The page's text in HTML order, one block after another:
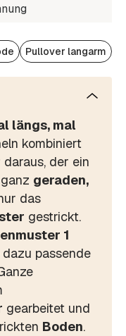
Pullover langarm
längs, mal
kombiniert
daraus, der ein
geraden,
das
gestrickt.
1
passende
gearbeitet und
Boden.